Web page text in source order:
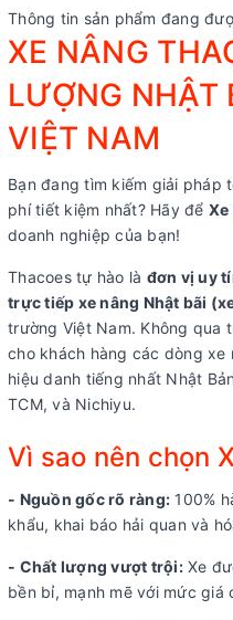
Thông tin sản phẩm đang
XE NÂNG
LƯỢNG NHẬT
VIỆT NAM
Bạn đang tìm kiếm giải pháp
phí tiết kiệm nhất? Hãy để Xe
doanh nghiệp của bạn!
Thacoes tự hào là đơn vị uy
trực tiếp xe nâng Nhật bãi
trường Việt Nam. Không qua
cho khách hàng các dòng
hiệu danh tiếng nhất Nhật
TCM, và Nichiyu.
Vì sao nên chọn
- Nguồn gốc rõ ràng: 100%
khẩu, khai báo hải quan và
- Chất lượng vượt trội:Xe
bền bỉ, mạnh mẽ với mức